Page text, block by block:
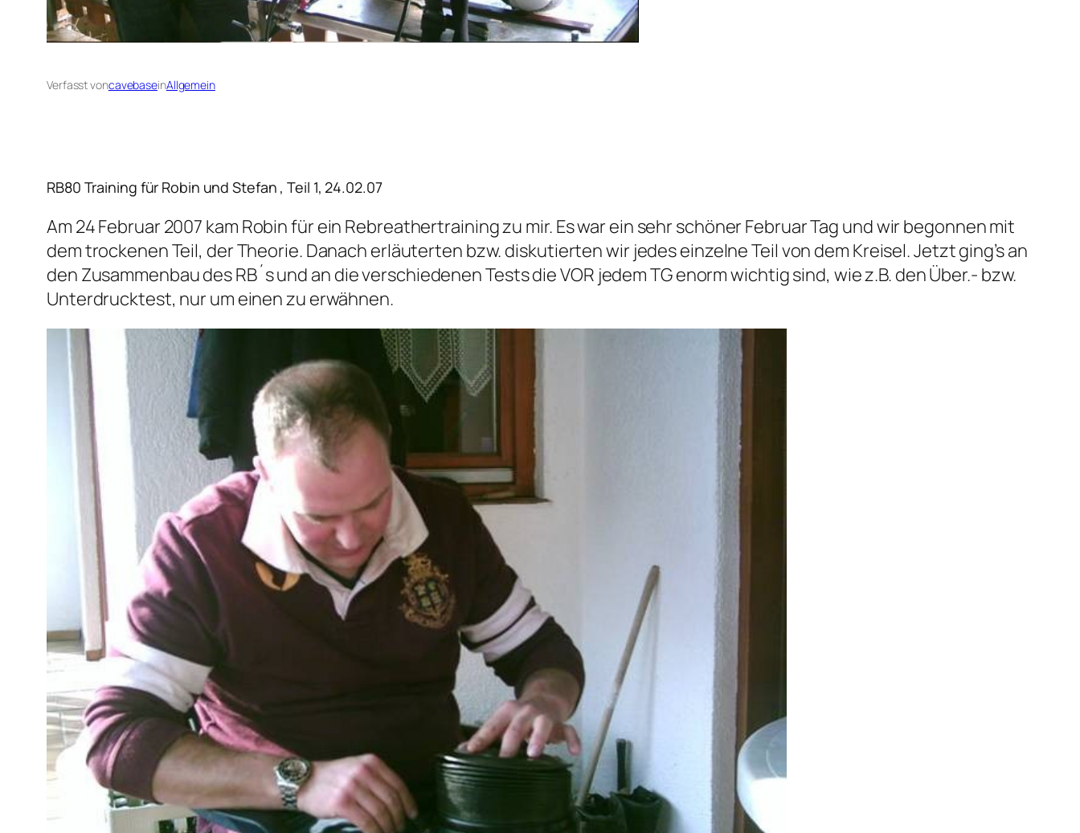
Verfasst voncavebaseinAllgemein
RB80 Training für Robin und Stefan , Teil 1, 24.02.07
Am 24 Februar 2007 kam Robin für ein Rebreathertraining zu mir. Es war ein sehr schöner Februar Tag und wir begonnen mit
dem trockenen Teil, der Theorie. Danach erläuterten bzw. diskutierten wir jedes einzelne Teil von dem Kreisel. Jetzt ging’s an
den Zusammenbau des RB´s und an die verschiedenen Tests die VOR jedem TG enorm wichtig sind, wie z.B. den Über.- bzw.
Unterdrucktest, nur um einen zu erwähnen.